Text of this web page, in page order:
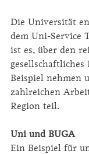
Die Universität
dem Uni-Service
ist es, über den
Beispiel nehmen
zahlreichen
Region teil.
Uni und BUGA
Ein Beispiel für